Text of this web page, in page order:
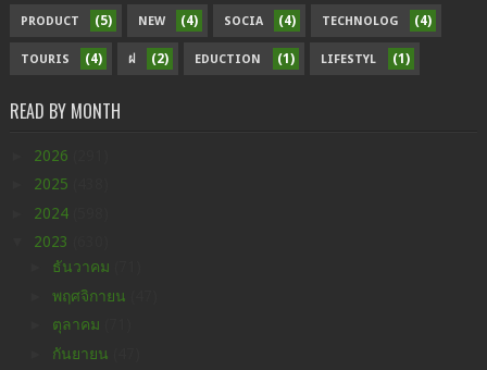
PRODUCT (5) NEW (4) SOCIA (4) TECHNOLOG (4)
TOURIS (4) ฝ (2) EDUCTION (1) LIFESTYL (1)
READ BY MONTH
2026
2025
2024
2023
ธันวาคม
พฤศจิกายน
ตุลาคม
กันยายน